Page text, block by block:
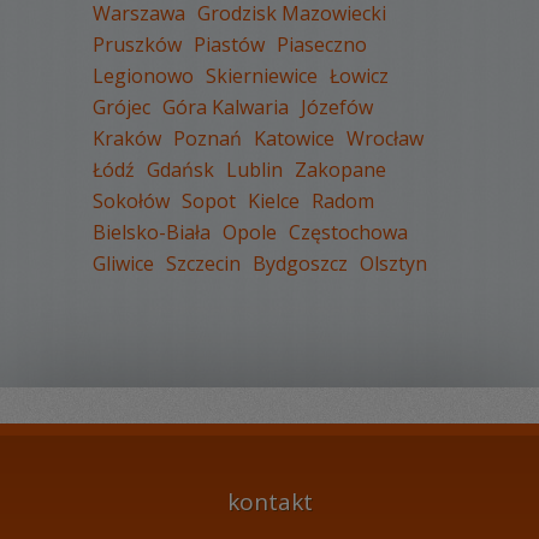
WYŚWIETLEŃ: 5254
KOMENTARZY:1
Warszawa Grodzisk Mazowiecki
Pruszków Piastów Piaseczno
Legionowo Skierniewice Łowicz
Grójec Góra Kalwaria Józefów
Kraków Poznań Katowice Wrocław
Łódź Gdańsk Lublin Zakopane
Sokołów Sopot Kielce Radom
Bielsko-Biała Opole Częstochowa
Gliwice Szczecin Bydgoszcz Olsztyn
kontakt